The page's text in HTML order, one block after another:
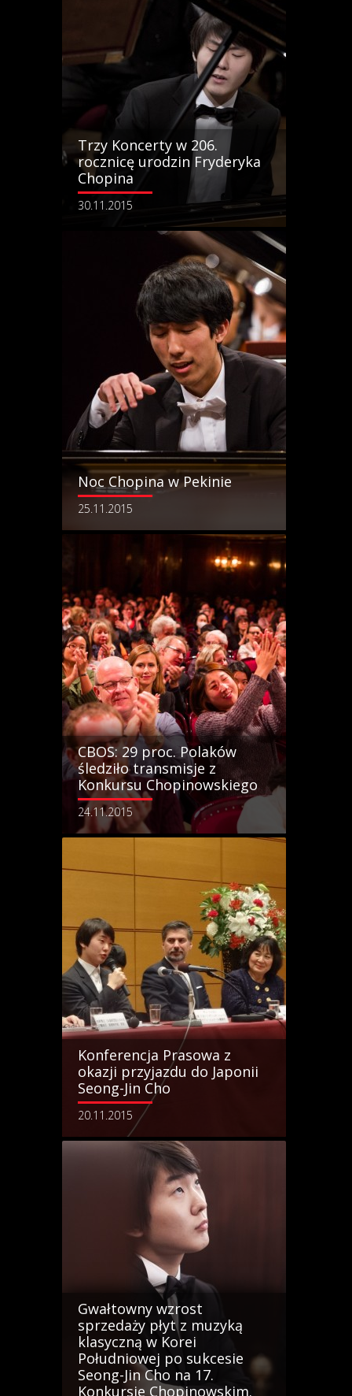
Trzy Koncerty w 206.
rocznicę urodzin Fryderyka
Chopina
30.11.2015
Noc Chopina w Pekinie
25.11.2015
CBOS: 29 proc. Polaków
śledziło transmisje z
Konkursu Chopinowskiego
24.11.2015
Konferencja Prasowa z
okazji przyjazdu do Japonii
Seong-Jin Cho
20.11.2015
Gwałtowny wzrost
sprzedaży płyt z muzyką
klasyczną w Korei
Południowej po sukcesie
Seong-Jin Cho na 17.
Konkursie Chopinowskim.